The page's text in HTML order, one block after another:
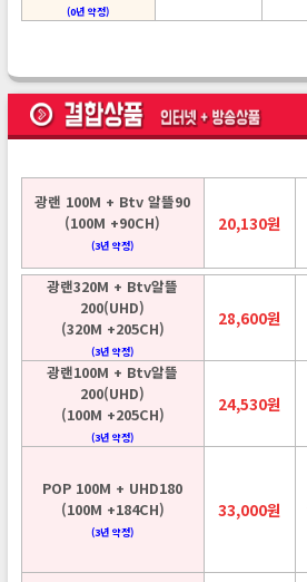
(0년 약정)
광랜 100M + Btv 알뜰90
(100M +90CH)
(3년 약정)
20,130원
광랜320M + Btv알뜰
200(UHD)
(320M +205CH)
(3년 약정)
28,600원
광랜100M + Btv알뜰
200(UHD)
(100M +205CH)
(3년 약정)
24,530원
POP 100M + UHD180
(100M +184CH)
(3년 약정)
33,000원